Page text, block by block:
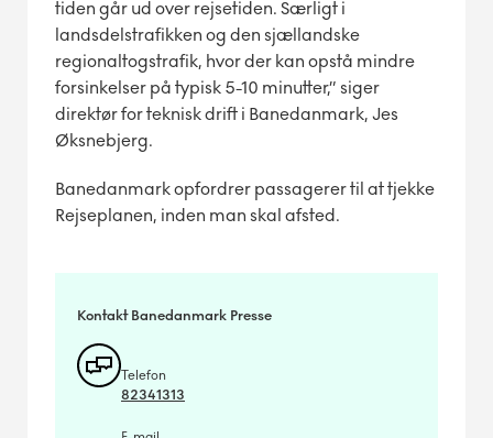
tiden går ud over rejsetiden. Særligt i
landsdelstrafikken og den sjællandske
regionaltogstrafik, hvor der kan opstå mindre
forsinkelser på typisk 5-10 minutter,” siger
direktør for teknisk drift i Banedanmark, Jes
Øksnebjerg.
Banedanmark opfordrer passagerer til at tjekke
Rejseplanen, inden man skal afsted.
Kontakt Banedanmark Presse
Telefon
82341313